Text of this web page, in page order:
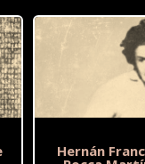
Hernán